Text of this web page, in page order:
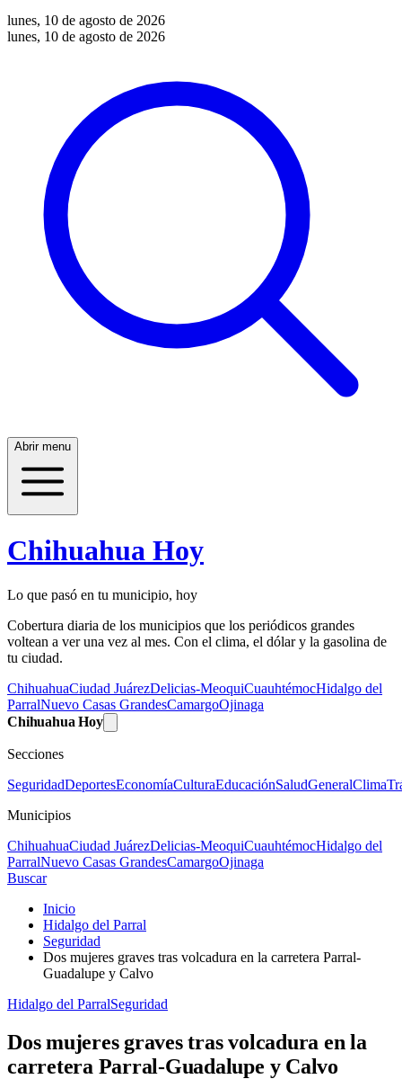
lunes, 10 de agosto de 2026
lunes, 10 de agosto de 2026
Abrir menu
Chihuahua Hoy
Lo que pasó en tu municipio, hoy
Cobertura diaria de los municipios que los periódicos grandes
voltean a ver una vez al mes. Con el clima, el dólar y la gasolina de
tu ciudad.
ChihuahuaCiudad JuárezDelicias-MeoquiCuauhtémocHidalgo del
ParralNuevo Casas GrandesCamargoOjinaga
Chihuahua Hoy
Secciones
SeguridadDeportesEconomíaCulturaEducaciónSaludGeneralClima
Municipios
ChihuahuaCiudad JuárezDelicias-MeoquiCuauhtémocHidalgo del
ParralNuevo Casas GrandesCamargoOjinaga
Buscar
Inicio
Hidalgo del Parral
Seguridad
Dos mujeres graves tras volcadura en la carretera Parral-
Guadalupe y Calvo
Hidalgo del ParralSeguridad
Dos mujeres graves tras volcadura en la
carretera Parral-Guadalupe y Calvo